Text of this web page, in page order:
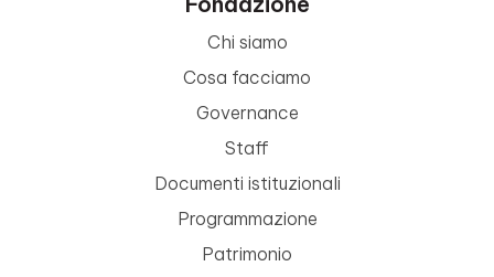
Chi siamo
Cosa facciamo
Governance
Staff
Documenti istituzionali
Programmazione
Patrimonio